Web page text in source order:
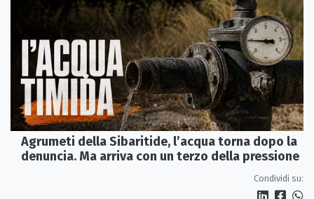
Agrumeti della Sibaritide, l’acqua torna dopo la
denuncia. Ma arriva con un terzo della pressione
Condividi su: